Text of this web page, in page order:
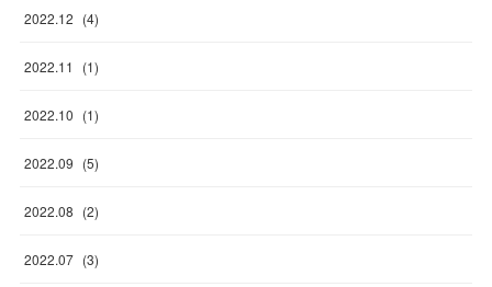
2022.12 (4)
2022.11 (1)
2022.10 (1)
2022.09 (5)
2022.08 (2)
2022.07 (3)